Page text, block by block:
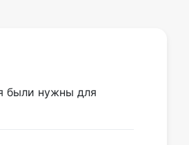
были нужны для